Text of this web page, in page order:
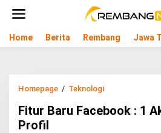
t
Home Berita Rembang Jawa
Homepage / Teknologi
t
Fitur Baru Facebook : 1
Profil